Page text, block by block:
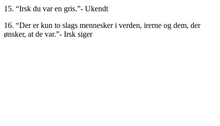
15. “Irsk du var en gris.”- Ukendt
16. “Der er kun to slags mennesker i verden, irerne og dem, der
ønsker, at de var.”- Irsk siger